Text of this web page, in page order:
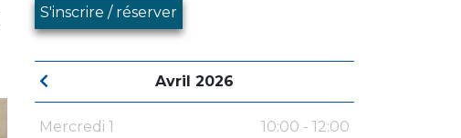
S'inscrire / réserver
Avril 2026
Mercredi 1
10:00 - 12:00